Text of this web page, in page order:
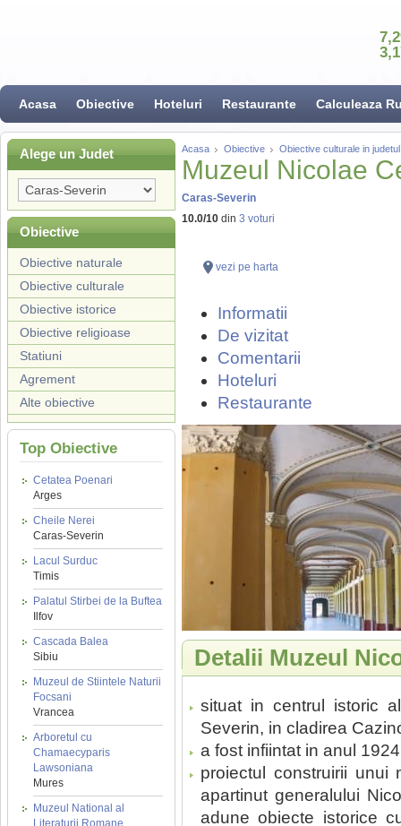
Acasa Obiective Hoteluri Restaurante Calculeaza
Alege un Judet
Obiective
Obiective naturale
Obiective culturale
Obiective istorice
Obiective religioase
Statiuni
Agrement
Alte obiective
Top Obiective
Cetatea Poenari
Arges
Cheile Nerei
Caras-Severin
Lacul Surduc
Timis
Palatul Stirbei de la Buftea
Ilfov
Cascada Balea
Sibiu
Muzeul de Stiintele Naturii
Focsani
Vrancea
Arboretul cu
Chamaecyparis
Lawsoniana
Mures
Muzeul National al
Literaturii Romane
Acasa Obiective Obiective culturale in
Muzeul Nicolae
Caras-Severin
10.0/10 din 3 voturi
vezi pe harta
Informatii
De vizitat
Comentarii
Hoteluri
Restaurante
Detalii Muzeul
situat in centrul istoric
Severin, in cladirea
a fost infiintat in anul
proiectul construirii
apartinut generalului
adune obiecte istorice